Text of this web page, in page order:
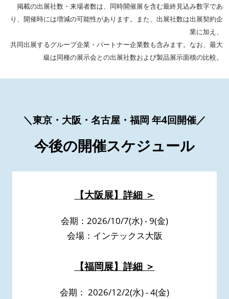
掲載の出展社数・来場者数は、同時開催展を含む最終見込み数字であ
り、開催時には増減の可能性があります。また、出展社数は出展契約企
業に加え、
共同出展するグループ企業・パートナー企業数も含みます。なお、最大
級は同種の展示会との出展社数および製品展示面積の比較。
＼東京・大阪・名古屋・福岡 年4回開催／
今後の開催スケジュール
【大阪展】詳細 ＞
会期：2026/10/7(水) - 9(金)
会場：インテックス大阪
【福岡展】詳細 ＞
会期： 2026/12/2(水) - 4(金)